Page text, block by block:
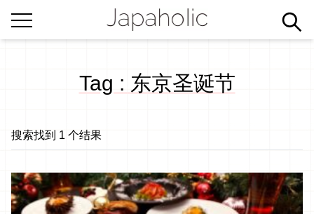
Tag : 东京圣诞节
搜索找到 1 个结果